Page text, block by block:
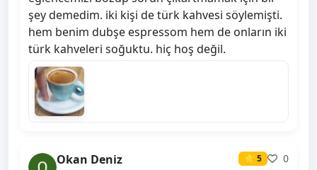
şey demedim. iki kişi de türk kahvesi söylemişti.
hem benim dubşe espressom hem de onların iki
türk kahveleri soğuktu. hiç hoş değil.
Okan Deniz ⭐ 5
0